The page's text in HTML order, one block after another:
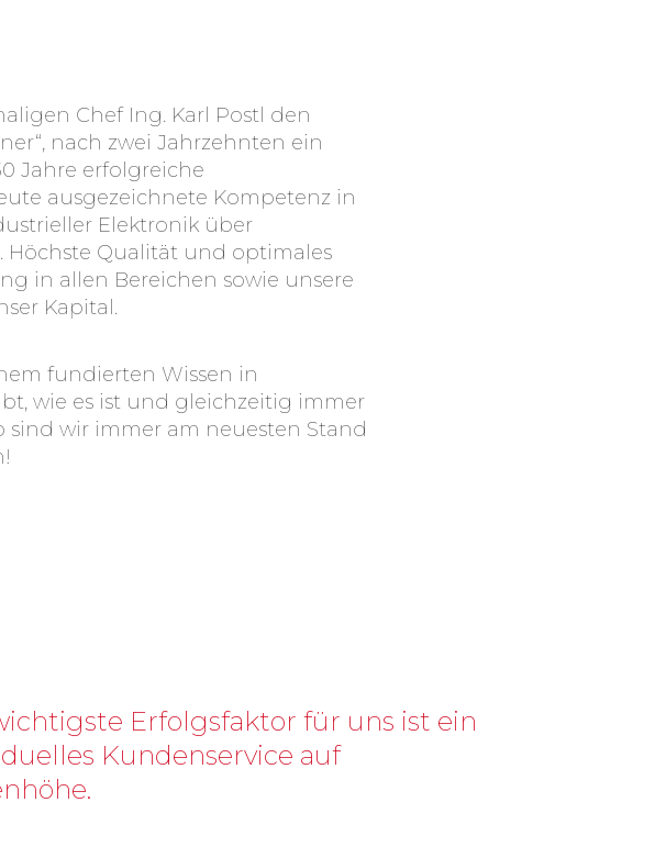
Chef Ing. Karl Postl den
nach zwei Jahrzehnten ein
Jahre erfolgreiche
ausgezeichnete Kompetenz in
Elektronik über
Qualität und optimales
in allen Bereichen sowie unsere
Kapital.
fundierten Wissen in
wie es ist und gleichzeitig immer
sind wir immer am neuesten Stand
Erfolgsfaktor für uns ist ein
Kundenservice auf